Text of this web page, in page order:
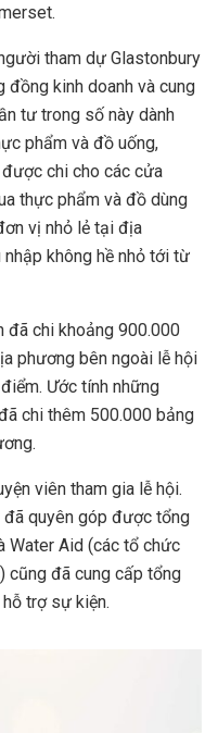
tham dự Glastonbury
đồng kinh doanh và cung
tư trong số này dành
phẩm và đồ uống,
chi cho các cửa
thực phẩm và đồ dùng
vị nhỏ lẻ tại địa
không hề nhỏ tới từ
đã chi khoảng 900.000
phương bên ngoài lễ hội
Ước tính những
chi thêm 500.000 bảng
viên tham gia lễ hội.
đã quyên góp được tổng
Water Aid (các tổ chức
cũng đã cung cấp tổng
trợ sự kiện.